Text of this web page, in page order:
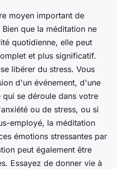
moyen important de
que la méditation ne
quotidienne, elle peut
et plus significatif.
libérer du stress. Vous
d'un événement, d'une
se déroule dans votre
ou de stress, ou si
employé, la méditation
émotions stressantes par
peut également être
Essayez de donner vie à